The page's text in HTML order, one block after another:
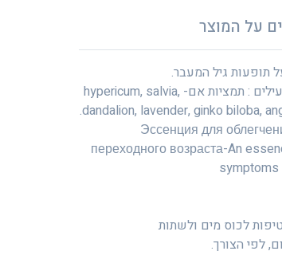
על המוצר
תופעות גיל המעבר.
הרכב חומרים פעילים : תמציות אם- hypericum, salvia,
dandalion, lavender, ginko biloba,
Эссенция для
переходного возраста-An